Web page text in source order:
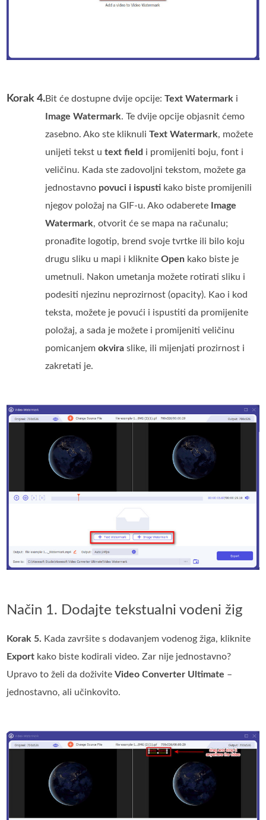
Korak 4.Bit će dostupne dvije opcije:Text Watermark i
Image Watermark. Te dvije opcije objasnit ćemo
zasebno. Ako ste kliknuliText Watermark, možete
unijeti tekst utext field i promijeniti boju, font i
veličinu. Kada ste zadovoljni tekstom, možete ga
jednostavno povuci i ispusti kako biste promijenili
njegov položaj na GIF-u. Ako odaberete
Image
Watermark, otvorit će se mapa na računalu;
pronađite logotip, brend svoje tvrtke ili bilo koju
drugu sliku u mapi i klikniteOpen kako biste je
umetnuli. Nakon umetanja možete rotirati sliku i
podesiti njezinu neprozirnost (opacity). Kao i kod
teksta, možete je povući i ispustiti da promijenite
položaj, a sada je možete i promijeniti veličinu
pomicanjemokvira slike, ili mijenjati prozirnost i
zakretati je.
Način 1. Dodajte tekstualni vodeni žig
Korak 5. Kada završite s dodavanjem vodenog žiga, kliknite
Export kako biste kodirali video. Zar nije jednostavno?
Upravo to želi da doživiteVideo Converter Ultimate –
jednostavno, ali učinkovito.